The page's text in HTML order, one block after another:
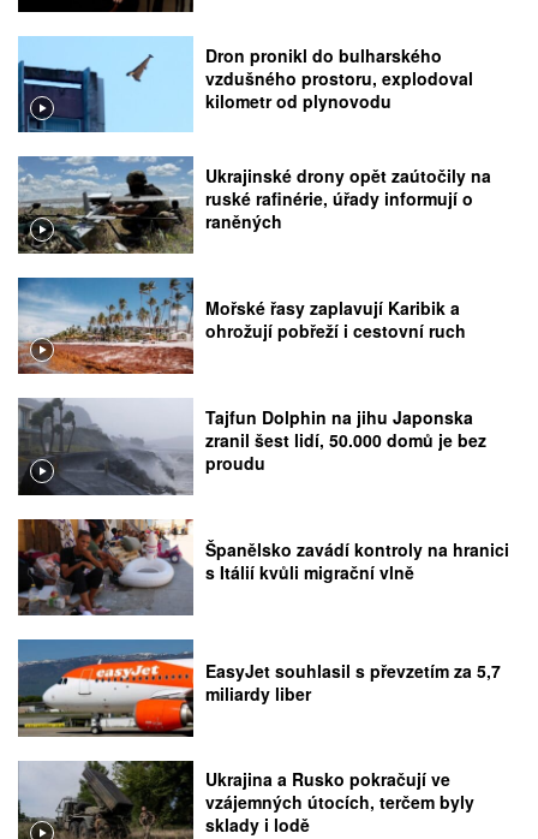
Dron pronikl do bulharského
vzdušného prostoru, explodoval
kilometr od plynovodu
Ukrajinské drony opět zaútočily na
ruské rafinérie, úřady informují o
raněných
Mořské řasy zaplavují Karibik a
ohrožují pobřeží i cestovní ruch
Tajfun Dolphin na jihu Japonska
zranil šest lidí, 50.000 domů je bez
proudu
Španělsko zavádí kontroly na hranici
s Itálií kvůli migrační vlně
EasyJet souhlasil s převzetím za 5,7
miliardy liber
Ukrajina a Rusko pokračují ve
vzájemných útocích, terčem byly
sklady i lodě